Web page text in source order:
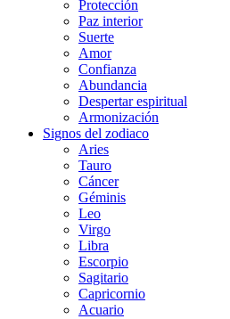
Protección
Paz interior
Suerte
Amor
Confianza
Abundancia
Despertar espiritual
Armonización
Signos del zodiaco
Aries
Tauro
Cáncer
Géminis
Leo
Virgo
Libra
Escorpio
Sagitario
Capricornio
Acuario